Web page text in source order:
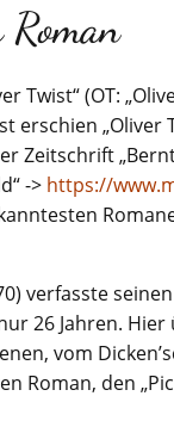
Twist“ (OT:
erschien
Zeitschrift
-> https://
verfasste
26 Jahren.
vom
Roman, den